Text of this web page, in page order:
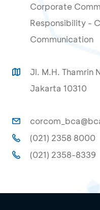
Corporate
Responsibility -
Communication
Jl. M.H. Thamrin
Jakarta 10310
(021) 2358 8000
(021) 2358-8339